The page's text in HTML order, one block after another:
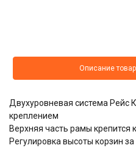
Описание
Двухуровневая система Рейс
креплением
Верхняя часть рамы крепится
Регулировка высоты корзин